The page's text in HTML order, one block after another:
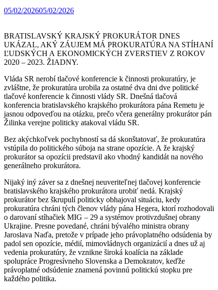
05/02/202605/02/2026
BRATISLAVSKÝ KRAJSKÝ PROKURÁTOR DNES
UKÁZAL, AKÝ ZÁUJEM MÁ PROKURATÚRA NA STÍHANÍ
ĽUDSKÝCH A EKONOMICKÝCH ZVERSTIEV Z ROKOV
2020 – 2023. ŽIADNY.
Vláda SR nerobí tlačové konferencie k činnosti prokuratúry, je
zvláštne, že prokuratúra urobila za ostatné dva dni dve politické
tlačové konferencie k činnosti vlády SR. Dnešná tlačová
konferencia bratislavského krajského prokurátora pána Remetu je
jasnou odpoveďou na otázku, prečo včera generálny prokurátor pán
Žilinka verejne politicky atakoval vládu SR.
Bez akýchkoľvek pochybností sa dá skonštatovať, že prokuratúra
vstúpila do politického súboja na strane opozície. A že krajský
prokurátor sa opozícii predstavil ako vhodný kandidát na nového
generálneho prokurátora.
Nijaký iný záver sa z dnešnej neuveriteľnej tlačovej konferencie
bratislavského krajského prokurátora urobiť nedá. Krajský
prokurátor bez škrupulí politicky obhajoval situáciu, kedy
prokuratúra chráni tých členov vlády pána Hegera, ktorí rozhodovali
o darovaní stíhačiek MIG – 29 a systémov protivzdušnej obrany
Ukrajine. Presne povedané, chráni bývalého ministra obrany
Jaroslava Naďa, pretože v prípade jeho právoplatného odsúdenia by
padol sen opozície, médií, mimovládnych organizácií a dnes už aj
vedenia prokuratúry, že vznikne široká koalícia na základe
spolupráce Progresívneho Slovenska a Demokratov, keďže
právoplatné odsúdenie znamená povinnú politickú stopku pre
každého politika.